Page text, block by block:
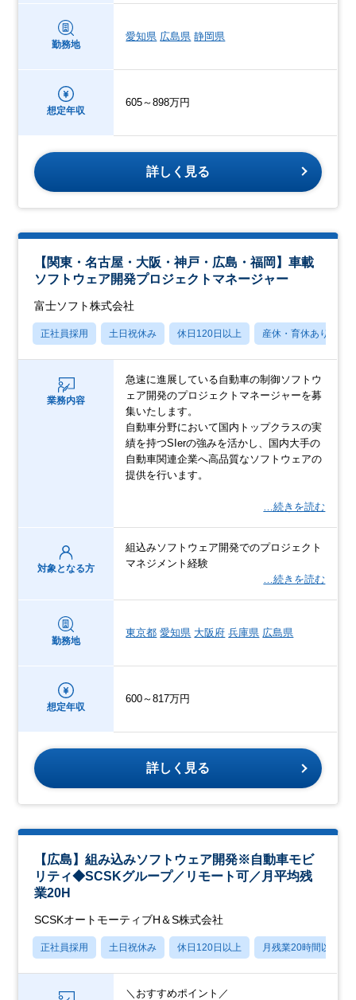
勤務地
愛知県 広島県 静岡県
想定年収
605～898万円
詳しく見る
【関東・名古屋・大阪・神戸・広島・福岡】車載
ソフトウェア開発プロジェクトマネージャー
富士ソフト株式会社
正社員採用 土日祝休み 休日120日以上 産休・育休あり
業務内容
急速に進展している自動車の制御ソフトウ
ェア開発のプロジェクトマネージャーを募
集いたします。
自動車分野において国内トップクラスの実
績を持つSIerの強みを活かし、国内大手の
自動車関連企業へ高品質なソフトウェアの
提供を行います。
…続きを読む
対象となる方
組込みソフトウェア開発でのプロジェクト
マネジメント経験
…続きを読む
勤務地
東京都 愛知県 大阪府 兵庫県 広島県
想定年収
600～817万円
詳しく見る
【広島】組み込みソフトウェア開発※自動車モビ
リティ◆SCSKグループ／リモート可／月平均残
業20H
SCSKオートモーティブH＆S株式会社
正社員採用 土日祝休み 休日120日以上 月残業20時間以内
＼おすすめポイント／